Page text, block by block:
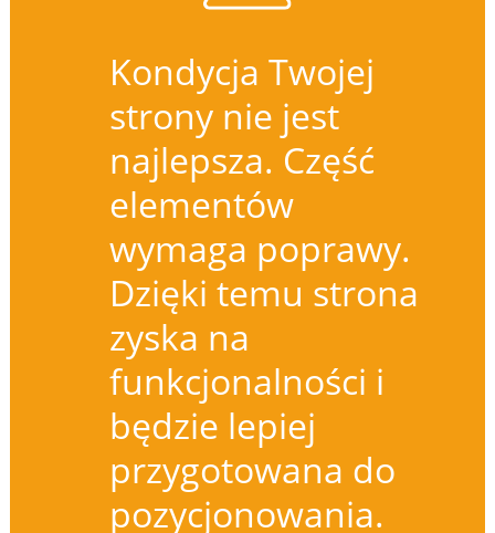
Kondycja Twojej
strony nie jest
najlepsza. Część
elementów
wymaga poprawy.
Dzięki temu strona
zyska na
funkcjonalności i
będzie lepiej
przygotowana do
pozycjonowania.